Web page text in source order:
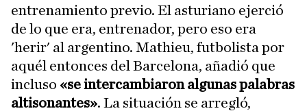
entrenamiento previo. El asturiano ejerció
de lo que era, entrenador, pero eso era
'herir' al argentino. Mathieu, futbolista por
aquél entonces del Barcelona, añadió que
incluso «se intercambiaron algunas palabras
altisonantes». La situación se arregló,